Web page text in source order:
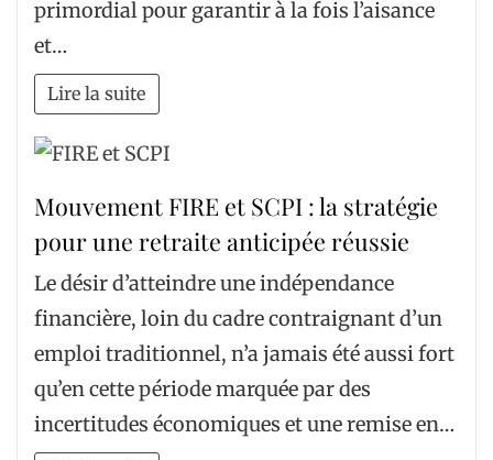
primordial pour garantir à la fois l’aisance
et…
Lire la suite
Mouvement FIRE et SCPI : la stratégie
pour une retraite anticipée réussie
Le désir d’atteindre une indépendance
financière, loin du cadre contraignant d’un
emploi traditionnel, n’a jamais été aussi fort
qu’en cette période marquée par des
incertitudes économiques et une remise en…